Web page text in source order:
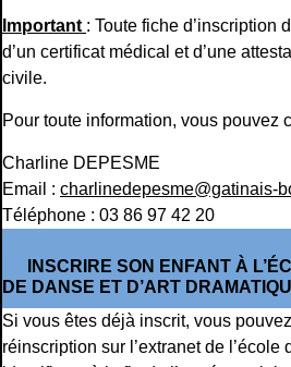
Important : Toute fiche d’inscription
d’un certificat médical et d’une
civile.
Pour toute information, vous pouvez
Charline DEPESME
Email : charlinedepesme@gatinais-
Téléphone : 03 86 97 42 20
INSCRIRE SON ENFANT À
DE DANSE ET D’ART
Si vous êtes déjà inscrit, vous
réinscription sur l’extranet de l’école